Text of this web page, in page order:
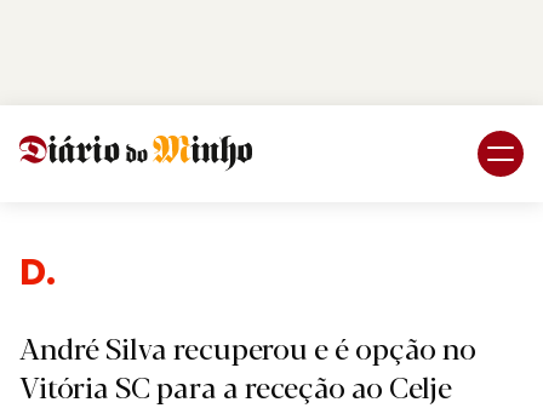
Despo
André Silva recuperou e é opção no
Vitória SC para a receção ao Celje